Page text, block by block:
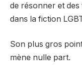
de résonner et
dans la fiction
Son plus gros
mène nulle part.